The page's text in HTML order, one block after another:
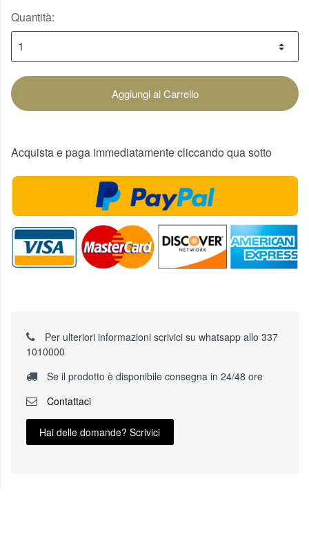
Quantità:
Aggiungi al Carrello
Acquista e paga immediatamente cliccando qua sotto
Per ulteriori informazioni scrivici su whatsapp allo 337
1010000
Se il prodotto è disponibile consegna in 24/48 ore
Contattaci
Hai delle domande? Scrivici